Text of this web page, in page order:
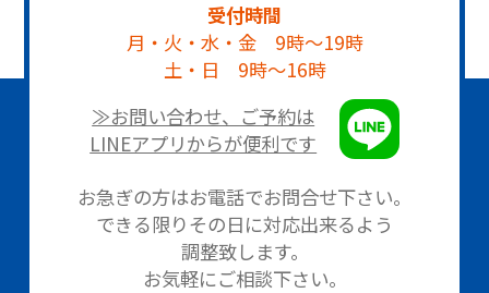
受付時間
月・火・水・金 9時～19時
土・日 9時～16時
≫お問い合わせ、ご予約は
LINEアプリからが便利です
お急ぎの方はお電話でお問合せ下さい。
できる限りその日に対応出来るよう
調整致します。
お気軽にご相談下さい。